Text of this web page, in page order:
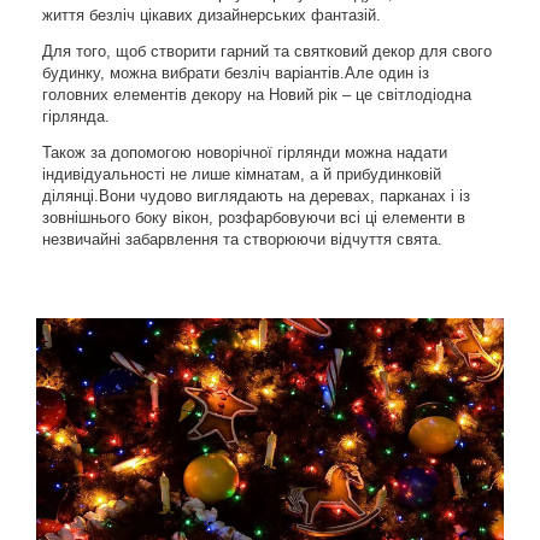
життя безліч цікавих дизайнерських фантазій.
Для того, щоб створити гарний та святковий декор для свого
будинку, можна вибрати безліч варіантів.Але один із
головних елементів декору на Новий рік – це світлодіодна
гірлянда.
Також за допомогою новорічної гірлянди можна надати
індивідуальності не лише кімнатам, а й прибудинковій
ділянці.Вони чудово виглядають на деревах, парканах і із
зовнішнього боку вікон, розфарбовуючи всі ці елементи в
незвичайні забарвлення та створюючи відчуття свята.